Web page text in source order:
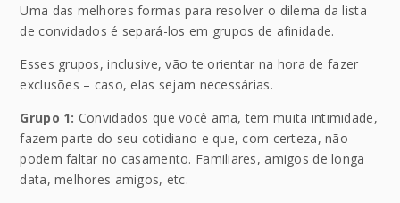
Uma das melhores formas para resolver o dilema da lista
de convidados é separá-los em grupos de afinidade.
Esses grupos, inclusive, vão te orientar na hora de fazer
exclusões – caso, elas sejam necessárias.
Grupo 1: Convidados que você ama, tem muita intimidade,
fazem parte do seu cotidiano e que, com certeza, não
podem faltar no casamento. Familiares, amigos de longa
data, melhores amigos, etc.